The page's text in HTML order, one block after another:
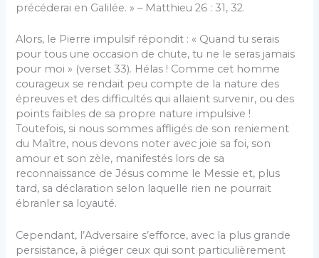
précéderai en Galilée. » – Matthieu 26 : 31, 32.
Alors, le Pierre impulsif répondit : « Quand tu serais
pour tous une occasion de chute, tu ne le seras jamais
pour moi » (verset 33). Hélas ! Comme cet homme
courageux se rendait peu compte de la nature des
épreuves et des difficultés qui allaient survenir, ou des
points faibles de sa propre nature impulsive !
Toutefois, si nous sommes affligés de son reniement
du Maître, nous devons noter avec joie sa foi, son
amour et son zèle, manifestés lors de sa
reconnaissance de Jésus comme le Messie et, plus
tard, sa déclaration selon laquelle rien ne pourrait
ébranler sa loyauté.
Cependant, l’Adversaire s’efforce, avec la plus grande
persistance, à piéger ceux qui sont particulièrement